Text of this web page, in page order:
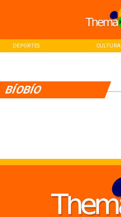
DEPORTES CULTURA
BÍOBÍO